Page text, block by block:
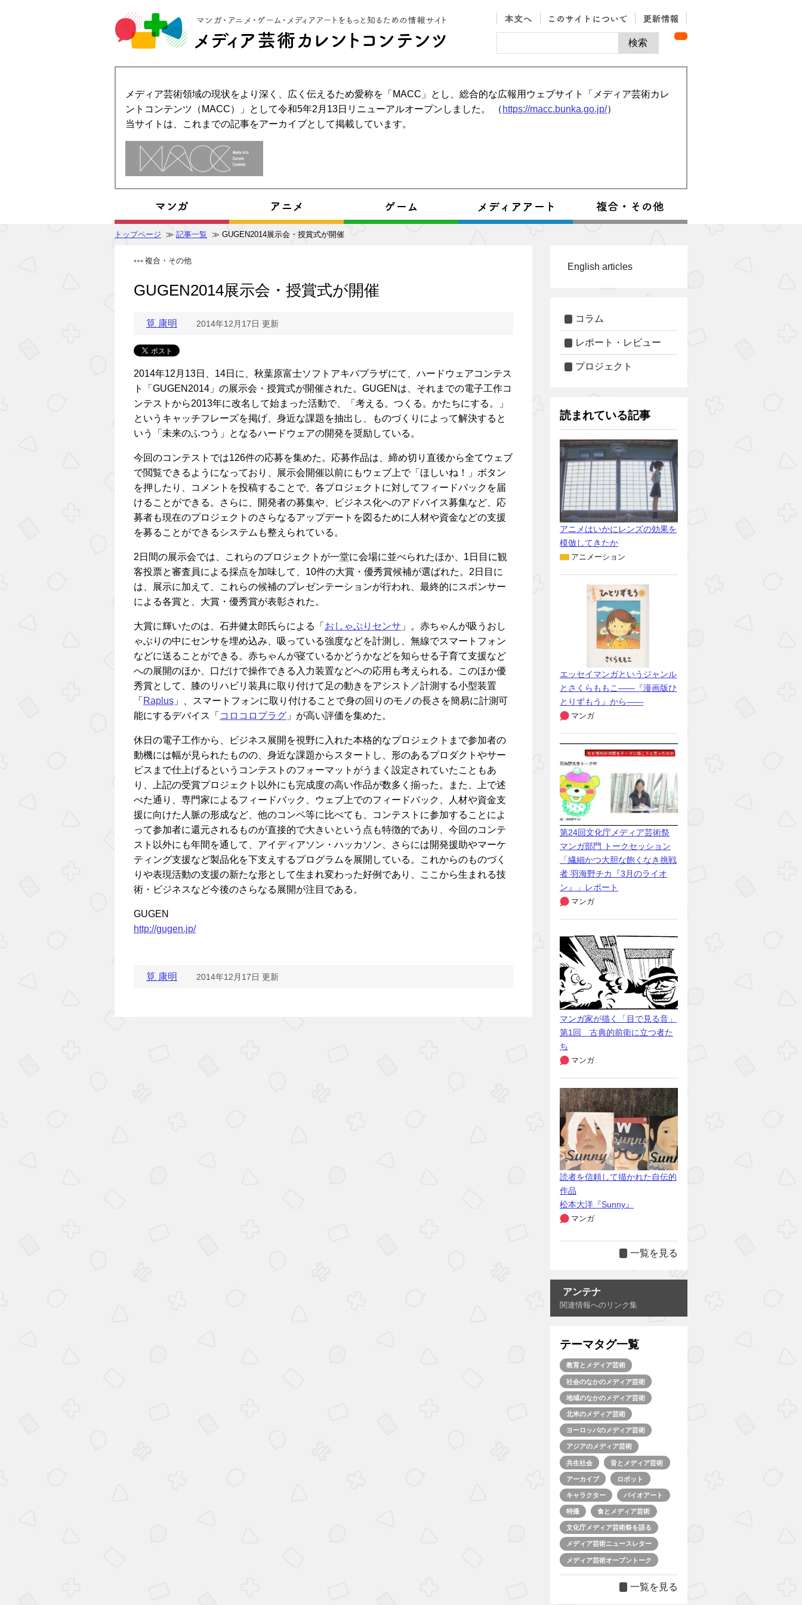
メディア芸術領域の現状をより深く、広く伝えるため愛称を「MACC」とし、総合的な広報用ウェブサイト「メディア芸術カレ
ントコンテンツ（MACC）」として令和5年2月13日リニューアルオープンしました。 （ https://macc.bunka.go.jp/）
当サイトは、これまでの記事をアーカイブとして掲載しています。
トップページ ≫ 記事一覧 ≫ GUGEN2014展示会・授賞式が開催
複合・その他
GUGEN2014展示会・授賞式が開催
筧 康明 2014年12月17日 更新
2014年12月13日、14日に、秋葉原富士ソフトアキバプラザにて、ハードウェアコンテス
ト「GUGEN2014」の展示会・授賞式が開催された。GUGENは、それまでの電子工作コ
ンテストから2013年に改名して始まった活動で、「考える。つくる。かたちにする。」
というキャッチフレーズを掲げ、身近な課題を抽出し、ものづくりによって解決すると
いう「未来のふつう」となるハードウェアの開発を奨励している。
今回のコンテストでは126件の応募を集めた。応募作品は、締め切り直後から全てウェブ
で閲覧できるようになっており、展示会開催以前にもウェブ上で「ほしいね！」ボタン
を押したり、コメントを投稿することで、各プロジェクトに対してフィードバックを届
けることができる。さらに、開発者の募集や、ビジネス化へのアドバイス募集など、応
募者も現在のプロジェクトのさらなるアップデートを図るために人材や資金などの支援
を募ることができるシステムも整えられている。
2日間の展示会では、これらのプロジェクトが一堂に会場に並べられたほか、1日目に観
客投票と審査員による採点を加味して、10件の大賞・優秀賞候補が選ばれた。2日目に
は、展示に加えて、これらの候補のプレゼンテーションが行われ、最終的にスポンサー
による各賞と、大賞・優秀賞が表彰された。
大賞に輝いたのは、石井健太郎氏らによる「 おしゃぶりセンサ 」。赤ちゃんが吸うおし
ゃぶりの中にセンサを埋め込み、吸っている強度などを計測し、無線でスマートフォン
などに送ることができる。赤ちゃんが寝ているかどうかなどを知らせる子育て支援など
への展開のほか、口だけで操作できる入力装置などへの応用も考えられる。このほか優
秀賞として、膝のリハビリ装具に取り付けて足の動きをアシスト／計測する小型装置
「 Raplus 」、スマートフォンに取り付けることで身の回りのモノの長さを簡易に計測可
能にするデバイス「 コロコロプラグ 」が高い評価を集めた。
休日の電子工作から、ビジネス展開を視野に入れた本格的なプロジェクトまで参加者の
動機には幅が見られたものの、身近な課題からスタートし、形のあるプロダクトやサー
ビスまで仕上げるというコンテストのフォーマットがうまく設定されていたこともあ
り、上記の受賞プロジェクト以外にも完成度の高い作品が数多く揃った。また、上で述
べた通り、専門家によるフィードバック、ウェブ上でのフィードバック、人材や資金支
援に向けた人脈の形成など、他のコンペ等に比べても、コンテストに参加することによ
って参加者に還元されるものが直接的で大きいという点も特徴的であり、今回のコンテ
スト以外にも年間を通して、アイディアソン・ハッカソン、さらには開発援助やマーケ
ティング支援など製品化を下支えするプログラムを展開している。これからのものづく
りや表現活動の支援の新たな形として生まれ変わった好例であり、ここから生まれる技
術・ビジネスなど今後のさらなる展開が注目である。
GUGEN
http://gugen.jp/
筧 康明 2014年12月17日 更新
English articles
コラム
レポート・レビュー
プロジェクト
読まれている記事
アニメはいかにレンズの効果を
模倣してきたか
アニメーション
エッセイマンガというジャンル
とさくらももこ――『漫画版ひ
とりずもう』から――
マンガ
第24回文化庁メディア芸術祭
マンガ部門 トークセッション
「繊細かつ大胆な飽くなき挑戦
者 羽海野チカ『3月のライオ
ン』」レポート
マンガ
マンガ家が描く「目で見る音」
第1回 古典的前衛に立つ者た
ち
マンガ
読者を信頼して描かれた自伝的
作品
松本大洋『Sunny』
マンガ
一覧を見る
アンテナ
関連情報へのリンク集
テーマタグ一覧
教育とメディア芸術
社会のなかのメディア芸術
地域のなかのメディア芸術
北米のメディア芸術
ヨーロッパのメディア芸術
アジアのメディア芸術
共生社会 音とメディア芸術
アーカイブ ロボット
キャラクター バイオアート
特撮 食とメディア芸術
文化庁メディア芸術祭を語る
メディア芸術ニュースレター
メディア芸術オープントーク
一覧を見る